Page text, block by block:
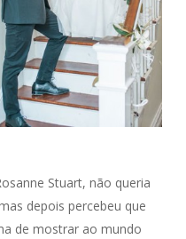
Stuart, não queria
depois percebeu que
de mostrar ao mundo